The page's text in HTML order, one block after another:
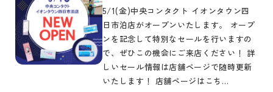
5/1(金)中央コンタクト イオンタウン四
日市泊店がオープンいたします。 オープ
ンを記念して特別なセールを行いますの
で、ぜひこの機会にご来店ください！ 詳
しいセール情報は店舗ページで随時更新
いたします！ 店舗ページはこち…